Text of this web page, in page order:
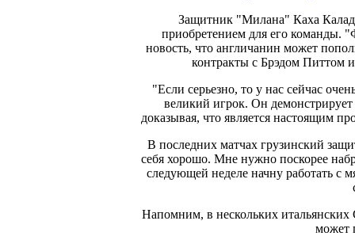
Защитник "Милана" Каха
приобретением для его команды.
новость, что англичанин может
контракты с Брэдом
"Если серьезно, то у нас сейчас
великий игрок. Он
доказывая, что является настоящим
В последних матчах грузинский
себя хорошо. Мне нужно поскорее
следующей неделе начну работать с
Напомним, в нескольких
может